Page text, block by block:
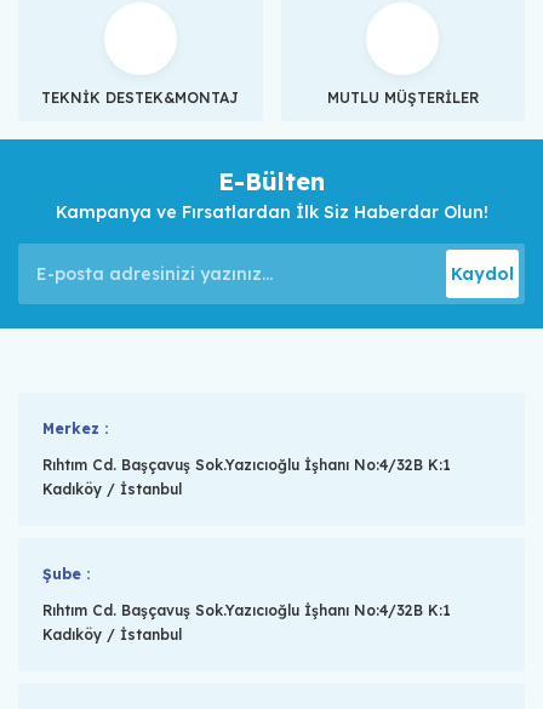
TEKNİK DESTEK&MONTAJ MUTLU MÜŞTERİLER
E-Bülten
Kampanya ve Fırsatlardan İlk Siz Haberdar Olun!
Kaydol
Merkez :
Rıhtım Cd. Başçavuş Sok.Yazıcıoğlu İşhanı No:4/32B K:1
Kadıköy / İstanbul
Şube :
Rıhtım Cd. Başçavuş Sok.Yazıcıoğlu İşhanı No:4/32B K:1
Kadıköy / İstanbul